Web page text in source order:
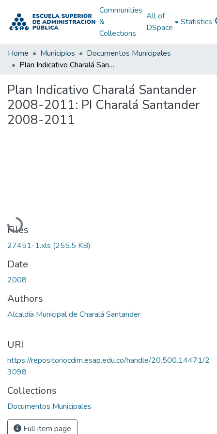
Communities
&
Collections
All of
DSpace
Statistics
Home Municipios
Documentos Municipales
Plan Indicativo Charalá Santander 2008-2011: PI Charalá Santander 2008-2011
Plan Indicativo Charalá Santander
2008-2011: PI Charalá Santander
2008-2011
Loading...
Files
27451-1.xls (255.5 KB)
Date
2008
Authors
Alcaldía Municipal de Charalá Santander
URI
https://repositoriocdim.esap.edu.co/handle/20.500.14471/2
3098
Collections
Documentos Municipales
Full item page